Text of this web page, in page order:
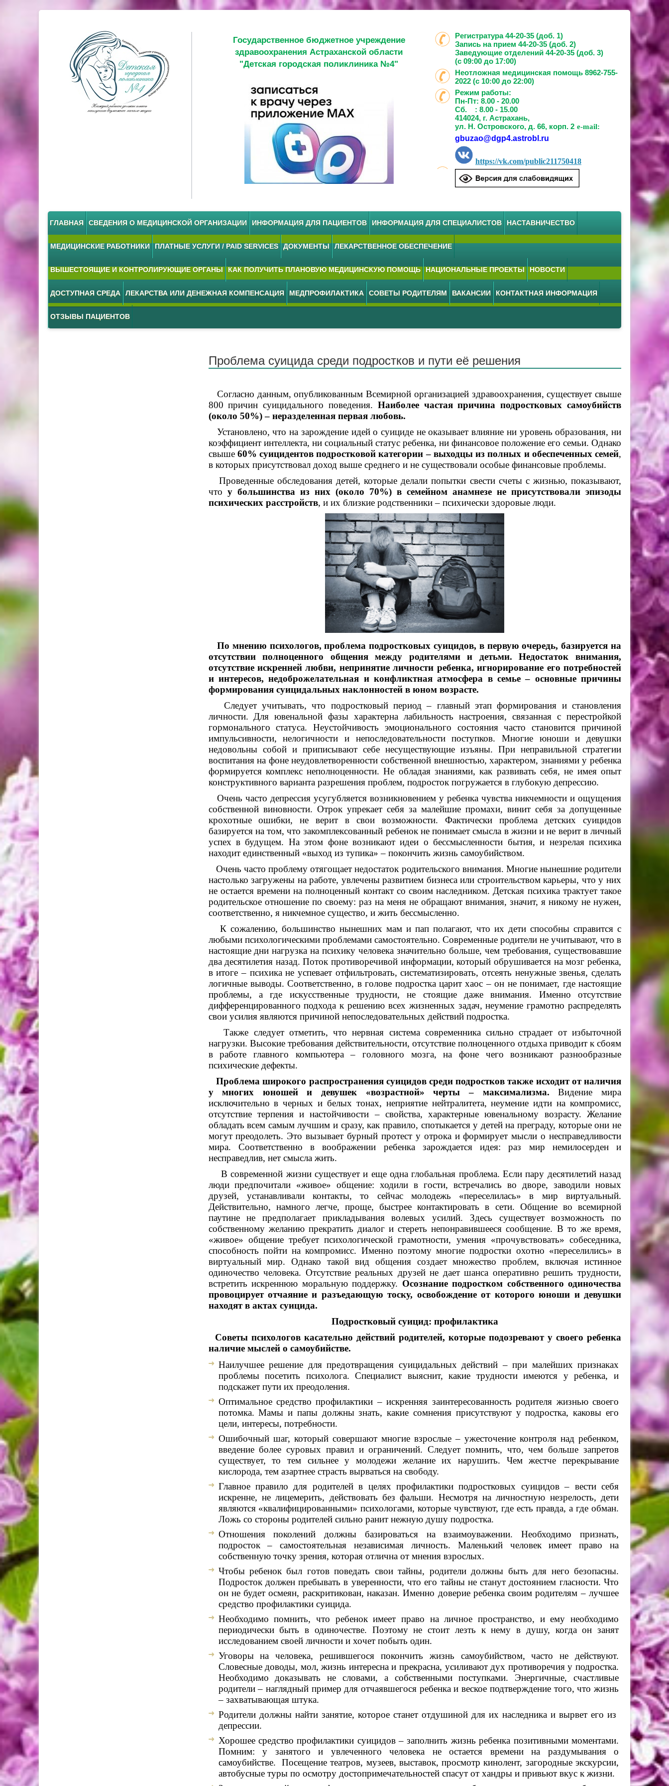
Регистратура 44-20-35 (доб. 1)
Запись на прием 44-20-35 (доб. 2)
Заведующие отделений 44-20-35 (доб. 3)
(с 09:00 до 17:00)
Неотложная медицинская помощь 8962-755-
2022 (с 10:00 до 22:00)
Режим работы:
Пн-Пт: 8.00 - 20.00
Сб. : 8.00 - 15.00
414024, г. Астрахань,
ул. Н. Островского, д. 66, корп. 2 e-mail:
gbuzao@dgp4.astrobl.ru
https://vk.com/public211750418
Государственное бюджетное учреждение
здравоохранения Астраханской области
"Детская городская поликлиника №4"
ГЛАВНАЯ СВЕДЕНИЯ О МЕДИЦИНСКОЙ ОРГАНИЗАЦИИ ИНФОРМАЦИЯ ДЛЯ ПАЦИЕНТОВ ИНФОРМАЦИЯ ДЛЯ СПЕЦИАЛИСТОВ НАСТАВНИЧЕСТВО
МЕДИЦИНСКИЕ РАБОТНИКИ ПЛАТНЫЕ УСЛУГИ / PAID SERVICES ДОКУМЕНТЫ ЛЕКАРСТВЕННОЕ ОБЕСПЕЧЕНИЕ
ВЫШЕСТОЯЩИЕ И КОНТРОЛИРУЮЩИЕ ОРГАНЫ КАК ПОЛУЧИТЬ ПЛАНОВУЮ МЕДИЦИНСКУЮ ПОМОЩЬ НАЦИОНАЛЬНЫЕ ПРОЕКТЫ НОВОСТИ
ДОСТУПНАЯ СРЕДА ЛЕКАРСТВА ИЛИ ДЕНЕЖНАЯ КОМПЕНСАЦИЯ МЕДПРОФИЛАКТИКА СОВЕТЫ РОДИТЕЛЯМ ВАКАНСИИ КОНТАКТНАЯ ИНФОРМАЦИЯ
ОТЗЫВЫ ПАЦИЕНТОВ
Проблема суицида среди подростков и пути её решения
Согласно данным, опубликованным Всемирной организацией здравоохранения, существует свыше
800 причин суицидального поведения. Наиболее частая причина подростковых самоубийств
(около 50%) – неразделенная первая любовь.
Установлено, что на зарождение идей о суициде не оказывает влияние ни уровень образования, ни
коэффициент интеллекта, ни социальный статус ребенка, ни финансовое положение его семьи. Однако
свыше 60% суицидентов подростковой категории – выходцы из полных и обеспеченных семей,
в которых присутствовал доход выше среднего и не существовали особые финансовые проблемы.
Проведенные обследования детей, которые делали попытки свести счеты с жизнью, показывают,
что у большинства из них (около 70%) в семейном анамнезе не присутствовали эпизоды
психических расстройств, и их близкие родственники – психически здоровые люди.
По мнению психологов, проблема подростковых суицидов, в первую очередь, базируется на
отсутствии полноценного общения между родителями и детьми. Недостаток внимания,
отсутствие искренней любви, непринятие личности ребенка, игнорирование его потребностей
и интересов, недоброжелательная и конфликтная атмосфера в семье – основные причины
формирования суицидальных наклонностей в юном возрасте.
Следует учитывать, что подростковый период – главный этап формирования и становления
личности. Для ювенальной фазы характерна лабильность настроения, связанная с перестройкой
гормонального статуса. Неустойчивость эмоционального состояния часто становится причиной
импульсивности, нелогичности и непоследовательности поступков. Многие юноши и девушки
недовольны собой и приписывают себе несуществующие изъяны. При неправильной стратегии
воспитания на фоне неудовлетворенности собственной внешностью, характером, знаниями у ребенка
формируется комплекс неполноценности. Не обладая знаниями, как развивать себя, не имея опыт
конструктивного варианта разрешения проблем, подросток погружается в глубокую депрессию.
Очень часто депрессия усугубляется возникновением у ребенка чувства никчемности и ощущения
собственной виновности. Отрок упрекает себя за малейшие промахи, винит себя за допущенные
крохотные ошибки, не верит в свои возможности. Фактически проблема детских суицидов
базируется на том, что закомплексованный ребенок не понимает смысла в жизни и не верит в личный
успех в будущем. На этом фоне возникают идеи о бессмысленности бытия, и незрелая психика
находит единственный «выход из тупика» – покончить жизнь самоубийством.
Очень часто проблему отягощает недостаток родительского внимания. Многие нынешние родители
настолько загружены на работе, увлечены развитием бизнеса или строительством карьеры, что у них
не остается времени на полноценный контакт со своим наследником. Детская психика трактует такое
родительское отношение по своему: раз на меня не обращают внимания, значит, я никому не нужен,
соответственно, я никчемное существо, и жить бессмысленно.
К сожалению, большинство нынешних мам и пап полагают, что их дети способны справится с
любыми психологическими проблемами самостоятельно. Современные родители не учитывают, что в
настоящие дни нагрузка на психику человека значительно больше, чем требования, существовавшие
два десятилетия назад. Поток противоречивой информации, который обрушивается на мозг ребенка,
в итоге – психика не успевает отфильтровать, систематизировать, отсеять ненужные звенья, сделать
логичные выводы. Соответственно, в голове подростка царит хаос – он не понимает, где настоящие
проблемы, а где искусственные трудности, не стоящие даже внимания. Именно отсутствие
дифференцированного подхода к решению всех жизненных задач, неумение грамотно распределять
свои усилия являются причиной непоследовательных действий подростка.
Также следует отметить, что нервная система современника сильно страдает от избыточной
нагрузки. Высокие требования действительности, отсутствие полноценного отдыха приводит к сбоям
в работе главного компьютера – головного мозга, на фоне чего возникают разнообразные
психические дефекты.
Проблема широкого распространения суицидов среди подростков также исходит от наличия
у многих юношей и девушек «возрастной» черты – максимализма. Видение мира
исключительно в черных и белых тонах, неприятие нейтралитета, неумение идти на компромисс,
отсутствие терпения и настойчивости – свойства, характерные ювенальному возрасту. Желание
обладать всем самым лучшим и сразу, как правило, спотыкается у детей на преграду, которые они не
могут преодолеть. Это вызывает бурный протест у отрока и формирует мысли о несправедливости
мира. Соответственно в воображении ребенка зарождается идея: раз мир немилосерден и
несправедлив, нет смысла жить.
В современной жизни существует и еще одна глобальная проблема. Если пару десятилетий назад
люди предпочитали «живое» общение: ходили в гости, встречались во дворе, заводили новых
друзей, устанавливали контакты, то сейчас молодежь «переселилась» в мир виртуальный.
Действительно, намного легче, проще, быстрее контактировать в сети. Общение во всемирной
паутине не предполагает прикладывания волевых усилий. Здесь существует возможность по
собственному желанию прекратить диалог и стереть непонравившееся сообщение. В то же время,
«живое» общение требует психологической грамотности, умения «прочувствовать» собеседника,
способность пойти на компромисс. Именно поэтому многие подростки охотно «переселились» в
виртуальный мир. Однако такой вид общения создает множество проблем, включая истинное
одиночество человека. Отсутствие реальных друзей не дает шанса оперативно решить трудности,
встретить искреннюю моральную поддержку. Осознание подростком собственного одиночества
провоцирует отчаяние и разъедающую тоску, освобождение от которого юноши и девушки
находят в актах суицида.
Подростковый суицид: профилактика
Советы психологов касательно действий родителей, которые подозревают у своего ребенка
наличие мыслей о самоубийстве.
Наилучшее решение для предотвращения суицидальных действий – при малейших признаках
проблемы посетить психолога. Специалист выяснит, какие трудности имеются у ребенка, и
подскажет пути их преодоления.
Оптимальное средство профилактики – искренняя заинтересованность родителя жизнью своего
потомка. Мамы и папы должны знать, какие сомнения присутствуют у подростка, каковы его
цели, интересы, потребности.
Ошибочный шаг, который совершают многие взрослые – ужесточение контроля над ребенком,
введение более суровых правил и ограничений. Следует помнить, что, чем больше запретов
существует, то тем сильнее у молодежи желание их нарушить. Чем жестче перекрывание
кислорода, тем азартнее страсть вырваться на свободу.
Главное правило для родителей в целях профилактики подростковых суицидов – вести себя
искренне, не лицемерить, действовать без фальши. Несмотря на личностную незрелость, дети
являются «квалифицированными» психологами, которые чувствуют, где есть правда, а где обман.
Ложь со стороны родителей сильно ранит нежную душу подростка.
Отношения поколений должны базироваться на взаимоуважении. Необходимо признать,
подросток – самостоятельная независимая личность. Маленький человек имеет право на
собственную точку зрения, которая отлична от мнения взрослых.
Чтобы ребенок был готов поведать свои тайны, родители должны быть для него безопасны.
Подросток должен пребывать в уверенности, что его тайны не станут достоянием гласности. Что
он не будет осмеян, раскритикован, наказан. Именно доверие ребенка своим родителям – лучшее
средство профилактики суицида.
Необходимо помнить, что ребенок имеет право на личное пространство, и ему необходимо
периодически быть в одиночестве. Поэтому не стоит лезть к нему в душу, когда он занят
исследованием своей личности и хочет побыть один.
Уговоры на человека, решившегося покончить жизнь самоубийством, часто не действуют.
Словесные доводы, мол, жизнь интересна и прекрасна, усиливают дух противоречия у подростка.
Необходимо доказывать не словами, а собственными поступками. Энергичные, счастливые
родители – наглядный пример для отчаявшегося ребенка и веское подтверждение того, что жизнь
– захватывающая штука.
Родители должны найти занятие, которое станет отдушиной для их наследника и вырвет его из
депрессии.
Хорошее средство профилактики суицидов – заполнить жизнь ребенка позитивными моментами.
Помним: у занятого и увлеченного человека не остается времени на раздумывания о
самоубийстве. Посещение театров, музеев, выставок, просмотр кинолент, загородные экскурсии,
автобусные туры по осмотру достопримечательностей спасут от хандры и привьют вкус к жизни.